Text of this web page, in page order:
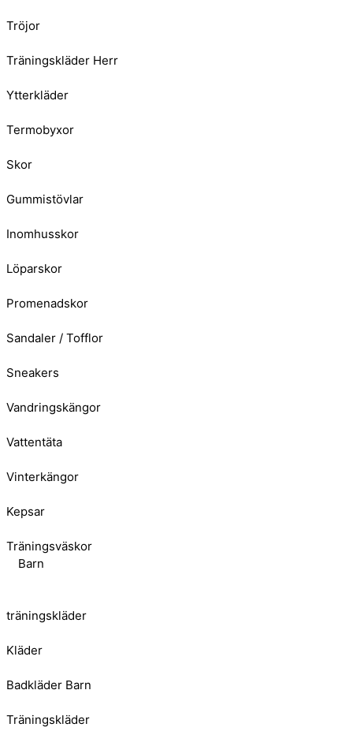
Tröjor
Träningskläder Herr
Ytterkläder
Termobyxor
Skor
Gummistövlar
Inomhusskor
Löparskor
Promenadskor
Sandaler / Tofflor
Sneakers
Vandringskängor
Vattentäta
Vinterkängor
Kepsar
Träningsväskor
Barn
träningskläder
Kläder
Badkläder Barn
Träningskläder